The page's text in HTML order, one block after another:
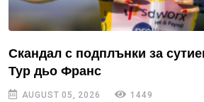
Скандал с подплънки за
Тур дьо Франс
AUGUST 05, 2026 1449